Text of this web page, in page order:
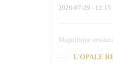
2026-07-29 - 12:15
Magnifique
L'OPALE